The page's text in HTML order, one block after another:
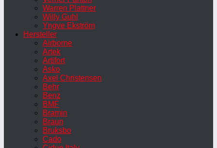
Warren Plattner
Willy Guhl
Yngve Ekström
Hersteller
Airborne
Artek
Artifort
Asko
Axel Christensen
Behr
Benz
BMF
Bramin
Braun
Bruksbo
Cado